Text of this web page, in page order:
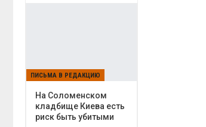
ПИСЬМА В РЕДАКЦИЮ
На Соломенском
кладбище Киева есть
риск быть убитыми